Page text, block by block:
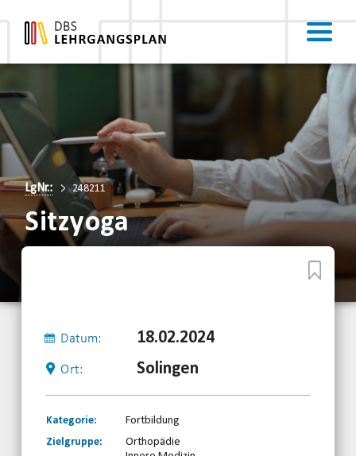
LgNr.: 248211
Sitzyoga
Datum: 18.02.2024
Ort: Solingen
Kategorie:
Fortbildung
Zielgruppe:
Orthopädie